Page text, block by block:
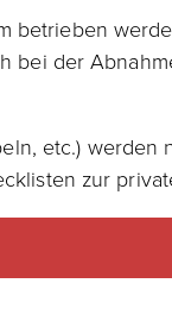
betrieben
der
etc.)
zur